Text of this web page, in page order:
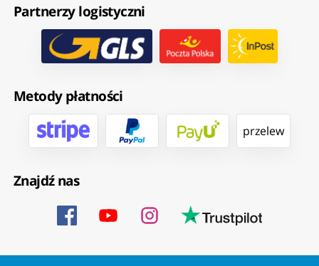
Partnerzy logistyczni
Metody płatności
przelew
Znajdź nas